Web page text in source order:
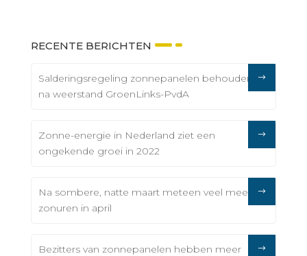
RECENTE BERICHTEN
Salderingsregeling zonnepanelen behouden
na weerstand GroenLinks-PvdA
Zonne-energie in Nederland ziet een
ongekende groei in 2022
Na sombere, natte maart meteen veel meer
zonuren in april
Bezitters van zonnepanelen hebben meer